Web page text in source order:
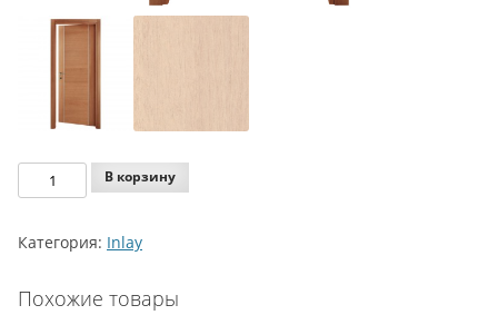
Количество
Agoprofil
158
В корзину
Категория: Inlay
Похожие товары